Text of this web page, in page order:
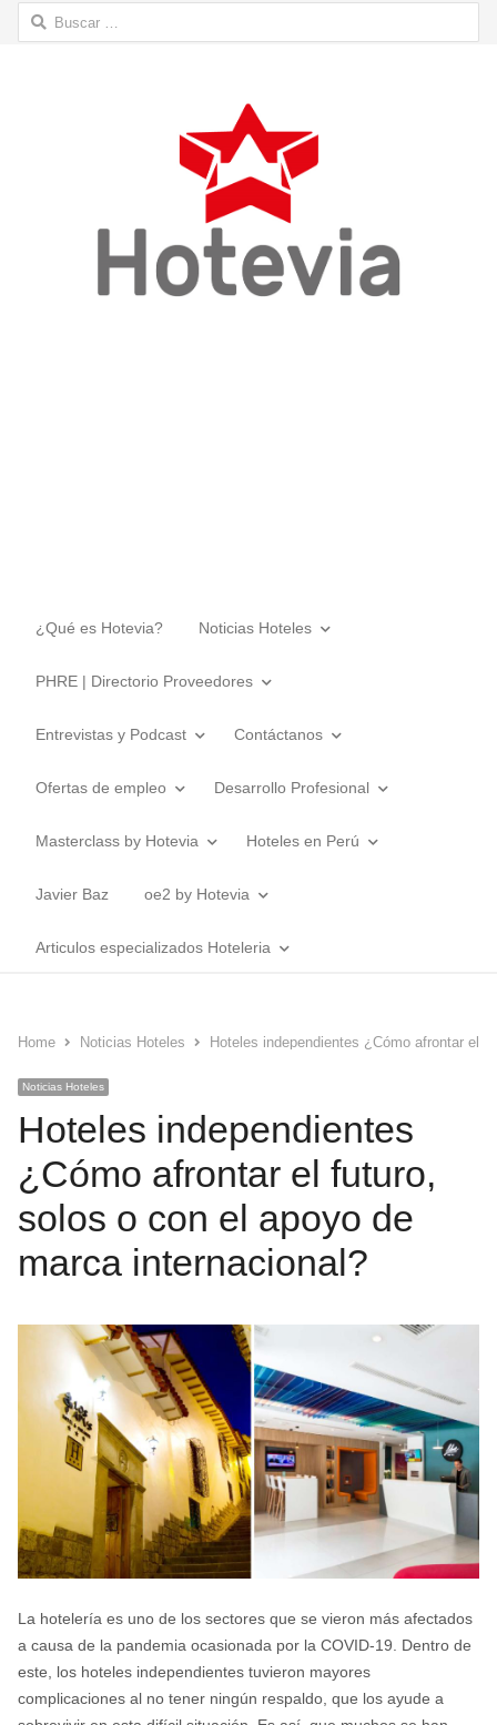
Buscar:
¿Qué es Hotevia? Noticias Hoteles
PHRE | Directorio Proveedores
Entrevistas y Podcast Contáctanos
Ofertas de empleo Desarrollo Profesional
Masterclass by Hotevia Hoteles en Perú
Javier Baz oe2 by Hotevia
Articulos especializados Hoteleria
Home Noticias Hoteles Hoteles independientes ¿Cómo afrontar el
Noticias Hoteles
Hoteles independientes
¿Cómo afrontar el futuro,
solos o con el apoyo de
marca internacional?
La hotelería es uno de los sectores que se vieron más afectados
a causa de la pandemia ocasionada por la COVID-19. Dentro de
este, los hoteles independientes tuvieron mayores
complicaciones al no tener ningún respaldo, que los ayude a